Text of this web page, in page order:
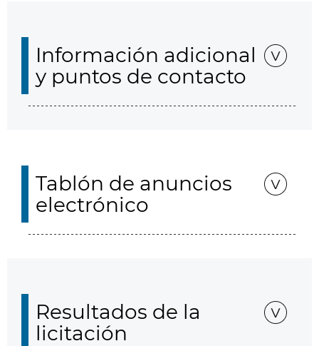
Información adicional
y puntos de contacto
Tablón de anuncios
electrónico
Resultados de la
licitación